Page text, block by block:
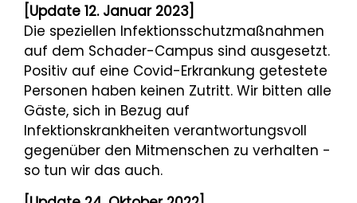
[Update 12. Januar 2023]
Die speziellen Infektionsschutzmaßnahmen
auf dem Schader-Campus sind ausgesetzt.
Positiv auf eine Covid-Erkrankung getestete
Personen haben keinen Zutritt. Wir bitten alle
Gäste, sich in Bezug auf
Infektionskrankheiten verantwortungsvoll
gegenüber den Mitmenschen zu verhalten -
so tun wir das auch.